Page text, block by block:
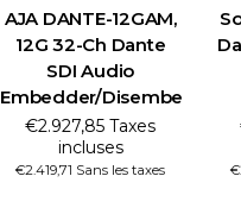
AJA DANTE-12GAM,
12G 32-Ch Dante
SDI Audio
Embedder/Disembedder
€2.927,85 Taxes
incluses
€2.419,71 Sans les taxes